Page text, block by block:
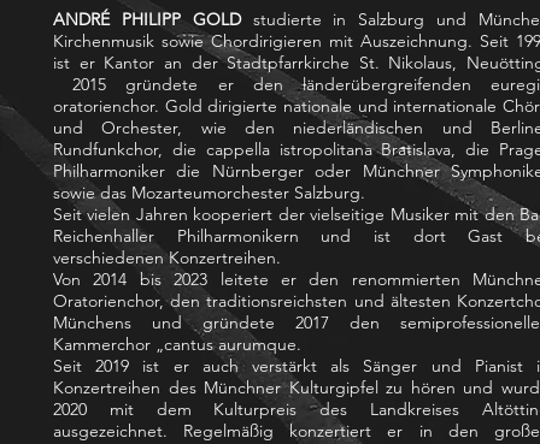
ANDRÉ PHILIPP GOLDstudierte in Salzburg und
Kirchenmusik sowie Chordirigieren mit Auszeichnung. Seit
ist er Kantor an der Stadtpfarrkirche St. Nikolaus,
2015 gründete er den länderübergreifenden
oratorienchor. Gold dirigierte nationale und internationale
und Orchester, wie den niederländischen und
Rundfunkchor, die cappella istropolitana Bratislava, die
Philharmoniker die Nürnberger oder Münchner
sowie das Mozarteumorchester Salzburg.
Seit vielen Jahren kooperiert der vielseitige Musiker mit den
Reichenhaller Philharmonikern und ist dort Gast
verschiedenen Konzertreihen.
Von 2014 bis 2023 leitete er den renommierten
Oratorienchor, den traditionsreichsten und ältesten
Münchens und gründete 2017 den
Kammerchor „cantus aurumque.
Seit 2019 ist er auch verstärkt als Sänger und Pianist
Konzertreihen des Münchner Kulturgipfel zu hören und
2020 mit dem Kulturpreis des Landkreises
ausgezeichnet. Regelmäßig konzertiert er in den